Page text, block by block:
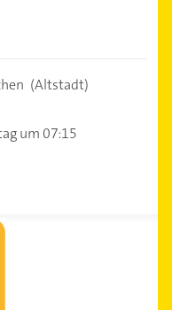
(Altstadt)
um 07:15